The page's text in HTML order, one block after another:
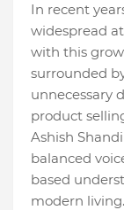
In recent
widespread
with this
surrounded
unnecessary
product
Ashish
balanced
based
modern living.